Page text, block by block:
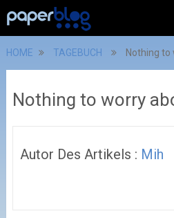
HOME TAGEBUCH Nothing to
Nothing to worry
Autor Des Artikels : Mih